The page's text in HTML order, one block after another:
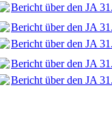
Bericht über den JA
Bericht über den JA
Bericht über den JA
Bericht über den JA
Bericht über den JA